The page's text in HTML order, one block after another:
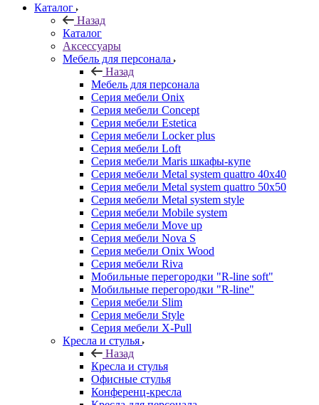
Каталог
Назад
Каталог
Аксессуары
Мебель для персонала
Назад
Мебель для персонала
Серия мебели Onix
Серия мебели Concept
Серия мебели Estetica
Серия мебели Locker plus
Серия мебели Loft
Серия мебели Maris шкафы-купе
Серия мебели Metal system quattro 40x40
Серия мебели Metal system quattro 50x50
Серия мебели Metal system style
Серия мебели Mobile system
Серия мебели Move up
Серия мебели Nova S
Серия мебели Onix Wood
Серия мебели Riva
Мобильные перегородки "R-line soft"
Мобильные перегородки "R-line"
Серия мебели Slim
Серия мебели Style
Серия мебели X-Pull
Кресла и стулья
Назад
Кресла и стулья
Офисные стулья
Конференц-кресла